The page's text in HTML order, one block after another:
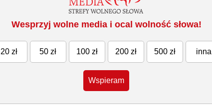
Wesprzyj wolne media i ocal wolność słowa!
20 zł 50 zł 100 zł 200 zł 500 zł inna
Wspieram